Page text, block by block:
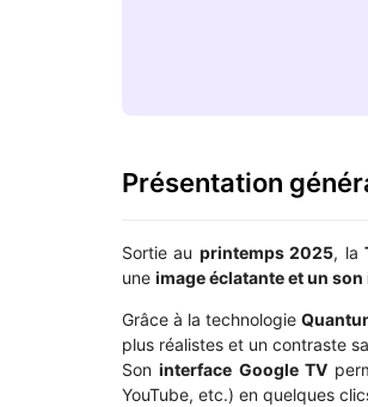
Présentation
Sortie au printemps 2025, la
une image éclatante et un
Grâce à la technologie
plus réalistes et un contraste
Soninterface Google TV
YouTube, etc.) en quelques